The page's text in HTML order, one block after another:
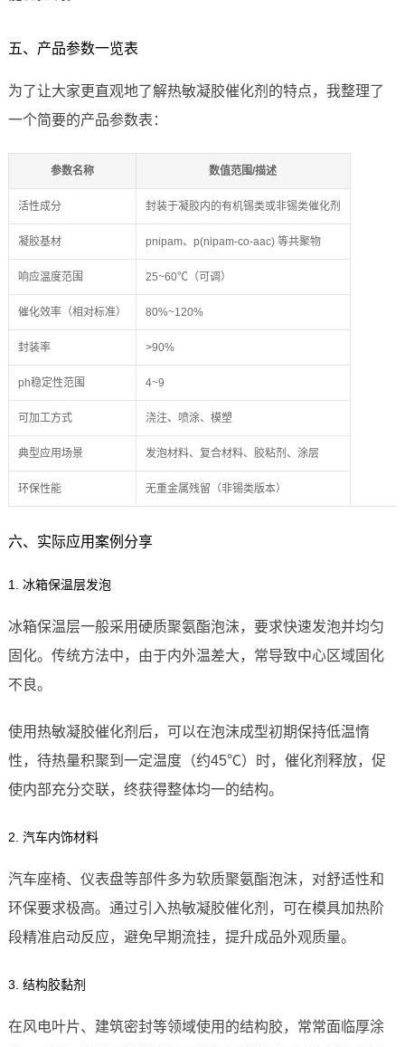
五、产品参数一览表
为了让大家更直观地了解热敏凝胶催化剂的特点，我整理了
一个简要的产品参数表：
参数名称 数值范围/描述
活性成分 封装于凝胶内的有机锡类或非锡类催化剂
凝胶基材 pnipam、p(nipam-co-aac) 等共聚物
响应温度范围 25~60℃（可调）
催化效率（相对标准） 80%~120%
封装率 >90%
ph稳定性范围 4~9
可加工方式 浇注、喷涂、模塑
典型应用场景 发泡材料、复合材料、胶粘剂、涂层
环保性能 无重金属残留（非锡类版本）
六、实际应用案例分享
1. 冰箱保温层发泡
冰箱保温层一般采用硬质聚氨酯泡沫，要求快速发泡并均匀
固化。传统方法中，由于内外温差大，常导致中心区域固化
不良。
使用热敏凝胶催化剂后，可以在泡沫成型初期保持低温惰
性，待热量积聚到一定温度（约45℃）时，催化剂释放，促
使内部充分交联，终获得整体均一的结构。
2. 汽车内饰材料
汽车座椅、仪表盘等部件多为软质聚氨酯泡沫，对舒适性和
环保要求极高。通过引入热敏凝胶催化剂，可在模具加热阶
段精准启动反应，避免早期流挂，提升成品外观质量。
3. 结构胶黏剂
在风电叶片、建筑密封等领域使用的结构胶，常常面临厚涂